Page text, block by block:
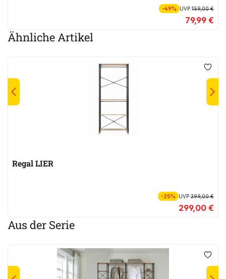
-49% UVP159,00 €
79,99 €
Ähnliche Artikel
Regal LIER
-25% UVP399,00 €
299,00 €
Aus der Serie